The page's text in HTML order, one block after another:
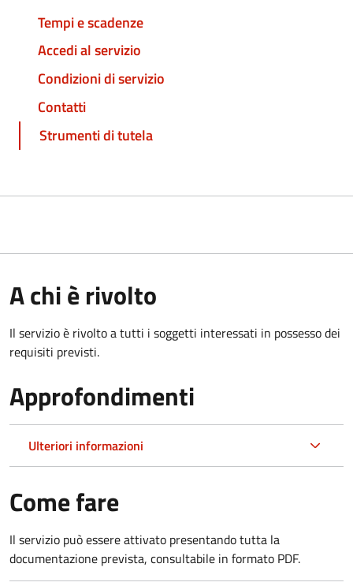
Tempi e scadenze
Accedi al servizio
Condizioni di servizio
Contatti
Strumenti di tutela
A chi è rivolto
Il servizio è rivolto a tutti i soggetti interessati in possesso dei
requisiti previsti.
Approfondimenti
Ulteriori informazioni
Come fare
Il servizio può essere attivato presentando tutta la
documentazione prevista, consultabile in formato PDF.